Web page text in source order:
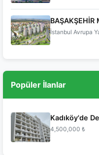
BAŞAKŞEHİR
İstanbul Avrupa
Popüler İlanlar
Kadıköy'de
4,500,000 ₺